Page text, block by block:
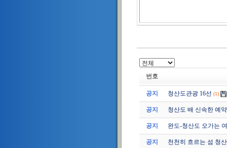
번호
공지 청산도관광 16선 (1)
공지 청산도 배 신속한 예약
공지 완도-청산도 오가는
공지 천천히 흐르는 섬 청